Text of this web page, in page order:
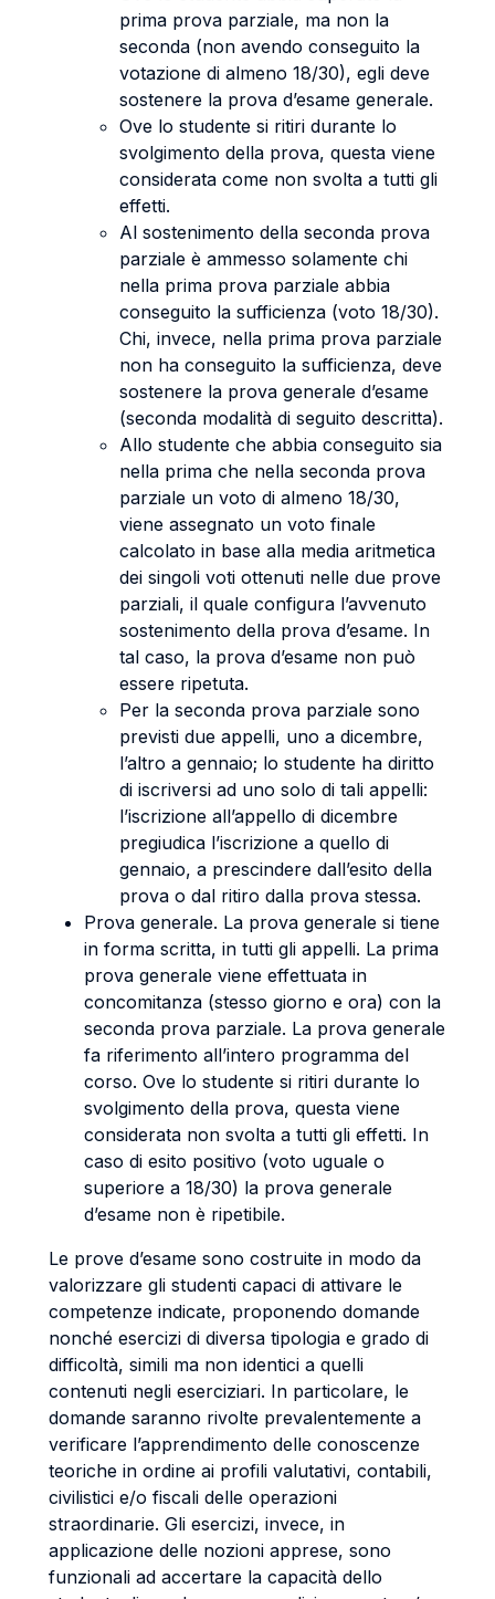
prima prova parziale, ma non la
seconda (non avendo conseguito la
votazione di almeno 18/30), egli deve
sostenere la prova d’esame generale.
Ove lo studente si ritiri durante lo
svolgimento della prova, questa viene
considerata come non svolta a tutti gli
effetti.
Al sostenimento della seconda prova
parziale è ammesso solamente chi
nella prima prova parziale abbia
conseguito la sufficienza (voto 18/30).
Chi, invece, nella prima prova parziale
non ha conseguito la sufficienza, deve
sostenere la prova generale d’esame
(seconda modalità di seguito descritta).
Allo studente che abbia conseguito sia
nella prima che nella seconda prova
parziale un voto di almeno 18/30,
viene assegnato un voto finale
calcolato in base alla media aritmetica
dei singoli voti ottenuti nelle due prove
parziali, il quale configura l’avvenuto
sostenimento della prova d’esame. In
tal caso, la prova d’esame non può
essere ripetuta.
Per la seconda prova parziale sono
previsti due appelli, uno a dicembre,
l’altro a gennaio; lo studente ha diritto
di iscriversi ad uno solo di tali appelli:
l’iscrizione all’appello di dicembre
pregiudica l’iscrizione a quello di
gennaio, a prescindere dall’esito della
prova o dal ritiro dalla prova stessa.
Prova generale. La prova generale si tiene
in forma scritta, in tutti gli appelli. La prima
prova generale viene effettuata in
concomitanza (stesso giorno e ora) con la
seconda prova parziale. La prova generale
fa riferimento all’intero programma del
corso. Ove lo studente si ritiri durante lo
svolgimento della prova, questa viene
considerata non svolta a tutti gli effetti. In
caso di esito positivo (voto uguale o
superiore a 18/30) la prova generale
d’esame non è ripetibile.
Le prove d’esame sono costruite in modo da
valorizzare gli studenti capaci di attivare le
competenze indicate, proponendo domande
nonché esercizi di diversa tipologia e grado di
difficoltà, simili ma non identici a quelli
contenuti negli eserciziari. In particolare, le
domande saranno rivolte prevalentemente a
verificare l’apprendimento delle conoscenze
teoriche in ordine ai profili valutativi, contabili,
civilistici e/o fiscali delle operazioni
straordinarie. Gli esercizi, invece, in
applicazione delle nozioni apprese, sono
funzionali ad accertare la capacità dello